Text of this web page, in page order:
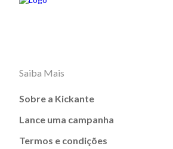
Saiba Mais
Sobre a Kickante
Lance uma campanha
Termos e condições